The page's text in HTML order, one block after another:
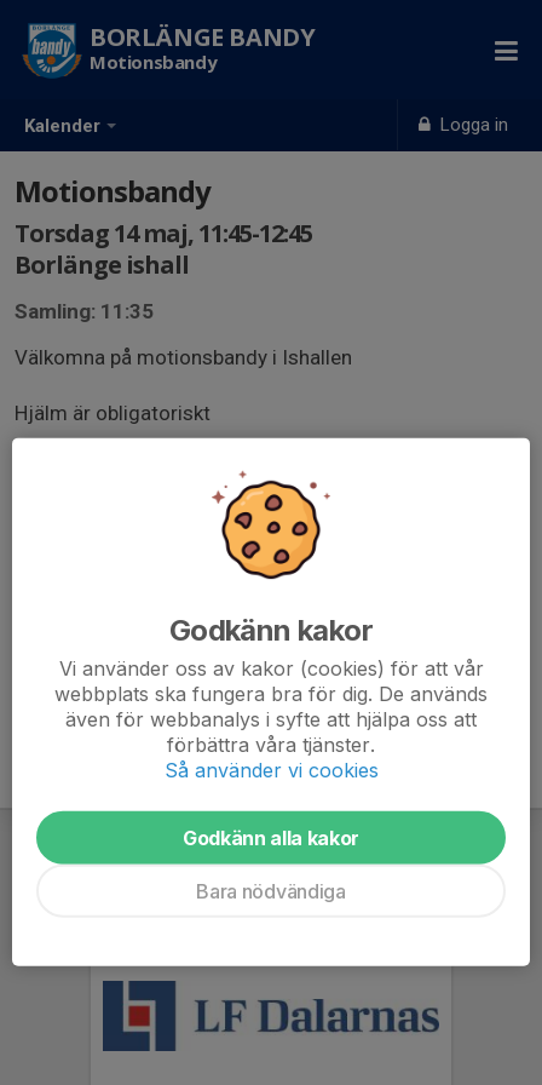
Kalender Logga in
BORLÄNGE BANDY
Motionsbandy
Motionsbandy
Torsdag 14 maj, 11:45-12:45
Borlänge ishall
Samling: 11:35
Välkomna på motionsbandy i Ishallen
Hjälm är obligatoriskt
Halsskydd rekommenderas
Bandyklubba och bandyboll spelar vi med. Finns att låna!
(hör av er om någon behöver låna)
Godkänn kakor
Vi använder oss av kakor (cookies) för att vår
webbplats ska fungera bra för dig. De används
även för webbanalys i syfte att hjälpa oss att
förbättra våra tjänster.
Så använder vi cookies
Godkänn alla kakor
Bara nödvändiga